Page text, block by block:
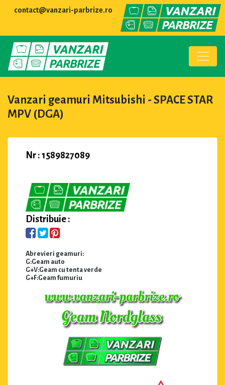
contact@vanzari-parbrize.ro
Vanzari geamuri Mitsubishi - SPACE STAR
MPV (DGA)
Nr : 1589827089
Distribuie :
Abrevieri geamuri:
G:Geam auto
G+V:Geam cu tenta verde
G+F:Geam fumuriu